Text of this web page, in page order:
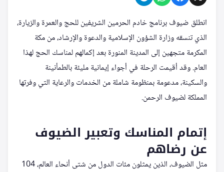
انطلق ضيوف برنامج خادم الحرمين الشريفين للحج والعمرة والزيارة،
الذي تنسقه وزارة الشؤون الإسلامية والدعوة والإرشاد، من مكة
المكرمة متجهين إلى المدينة المنورة بعد إكمالهم لمناسك الحج لهذا
العام. وقد أقيمت الرحلة في أجواء إيمانية مليئة بالطمأنينة
والسكينة، مدعومة بمنظومة شاملة من الخدمات والرعاية التي وفرتها
المملكة لضيوف الرحمن.
إتمام المناسك وتعبير الضيوف
عن رضاهم
مثل الضيوف، الذين يمثلون مئات الدول من شتى أنحاء العالم، 104